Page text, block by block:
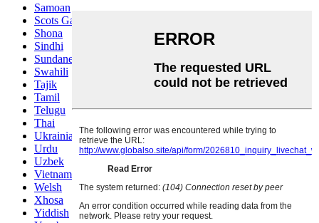
Samoan
Scots Gaelic
Shona
Sindhi
Sundanese
Swahili
Tajik
Tamil
Telugu
Thai
Ukrainian
Urdu
Uzbek
Vietnamese
Welsh
Xhosa
Yiddish